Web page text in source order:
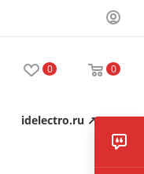
0 0
idelectro.ru ↗